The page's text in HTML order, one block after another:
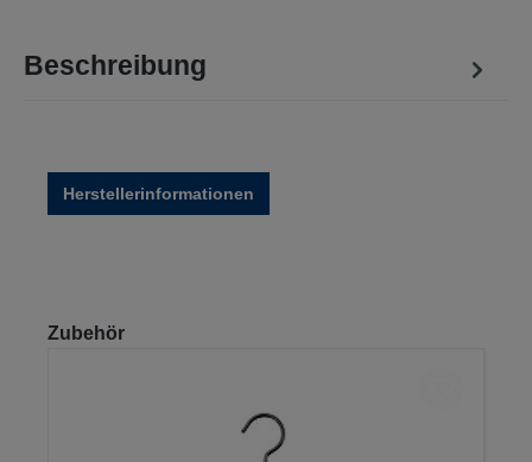
Beschreibung
Herstellerinformationen
Produktgalerie überspringen
Zubehör